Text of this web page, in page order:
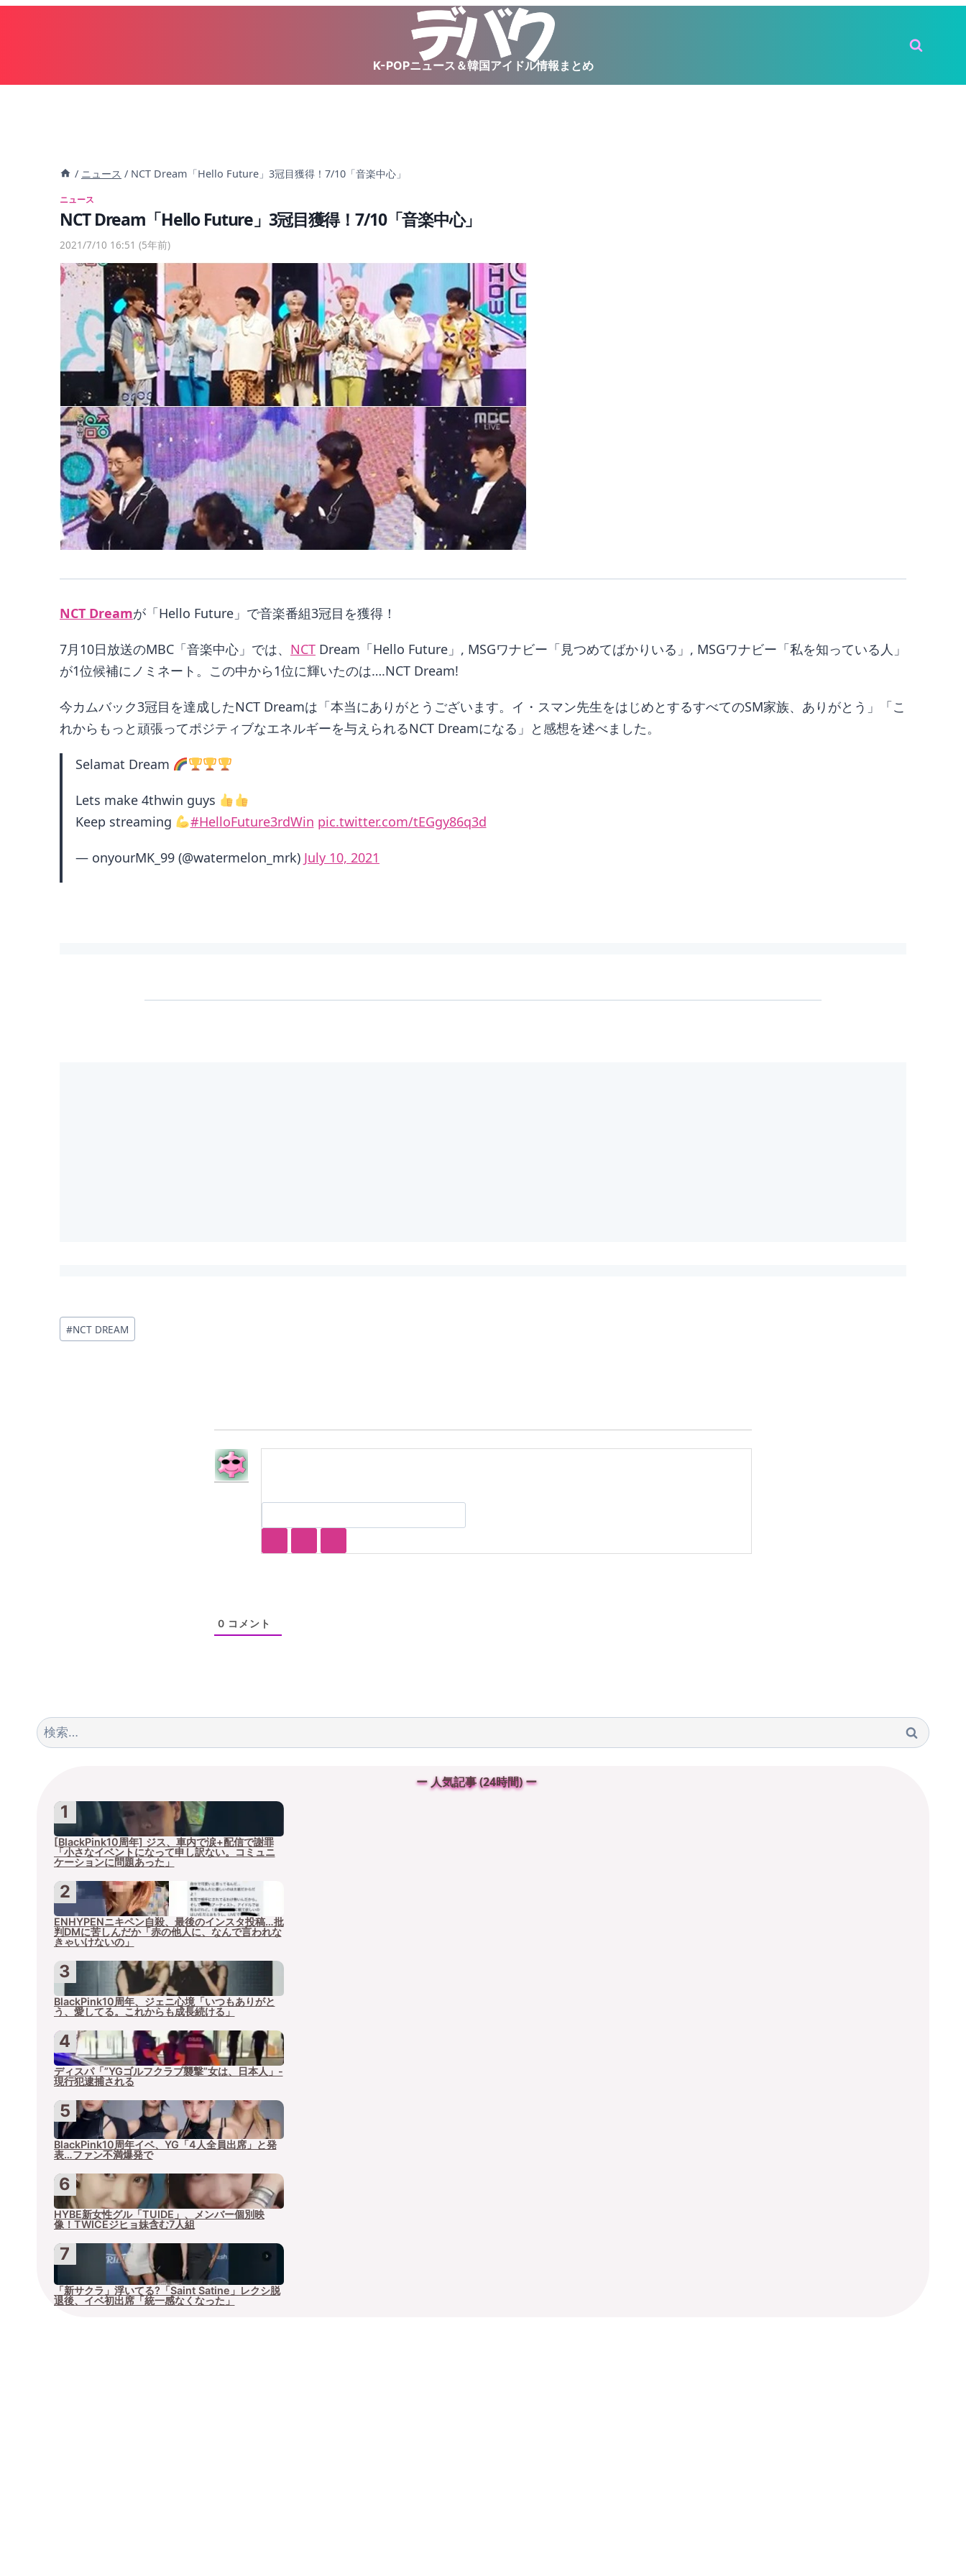
K-POPニュース＆韓国アイドル情報まとめ
/ ニュース / NCT Dream「Hello Future」3冠目獲得！7/10「音楽中心」
ニュース
NCT Dream「Hello Future」3冠目獲得！7/10「音楽中心」
2021/7/10 16:51 (5年前)
NCT Dreamが「Hello Future」で音楽番組3冠目を獲得！
7月10日放送のMBC「音楽中心」では、 NCT Dream「Hello Future」, MSGワナビー「​見つめてばかりいる」, MSGワナビー「私を知っている人」
が1位候補にノミネート。この中から1位に輝いたのは….NCT Dream!
今カムバック3冠目を達成したNCT Dreamは「本当にありがとうございます。イ・スマン先生をはじめとするすべてのSM家族、ありがとう」「こ
れからもっと頑張ってポジティブなエネルギーを与えられるNCT Dreamになる」と感想を述べました。
Selamat Dream
Lets make 4thwin guys
Keep streaming
#HelloFuture3rdWin pic.twitter.com/tEGgy86q3d
— onyourMK_99 (@watermelon_mrk) July 10, 2021
投
稿
#NCT DREAM
0 コメント
検
索:
ー 人気記事 (24時間) ー
[BlackPink10周年] ジス、車内で涙+配信で謝罪
「小さなイベントになって申し訳ない。コミュニ
ケーションに問題あった」
ENHYPENニキペン自殺、最後のインスタ投稿…批
判DMに苦しんだか「赤の他人に、なんで言われな
きゃいけないの」
BlackPink10周年、ジェニ心境「いつもありがと
う、愛してる。これからも成長続ける」
ディスパ「”YGゴルフクラブ襲撃”女は、日本人」-
現行犯逮捕される
BlackPink10周年イベ、YG「4人全員出席」と発
表…ファン不満爆発で
HYBE新女性グル「TUIDE」、メンバー個別映
像！TWICEジヒョ妹含む7人組
「新サクラ」浮いてる?「Saint Satine」レクシ脱
退後、イベ初出席「統一感なくなった」